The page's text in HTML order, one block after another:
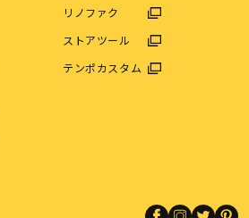
リノファク
ストアツール
テンポカスタム